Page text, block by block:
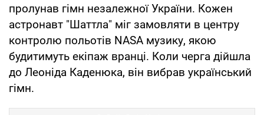
пролунав гімн незалежної України. Кожен
астронавт "Шаттла" міг замовляти в центру
контролю польотів NASA музику, якою
будитимуть екіпаж вранці. Коли черга дійшла
до Леоніда Каденюка, він вибрав український
гімн.